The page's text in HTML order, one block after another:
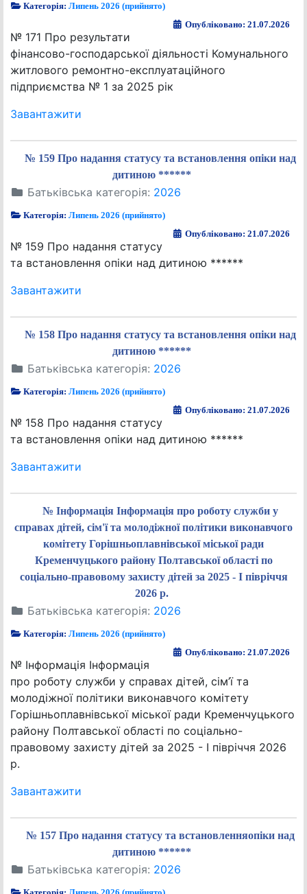
Категорія:Липень 2026 (прийнято)
Опубліковано: 21.07.2026
№ 171 Про результати
фінансово-господарської діяльності Комунального
житлового ремонтно-експлуатаційного
підприємства № 1 за 2025 рік
Завантажити
№ 159 Про надання статусу та встановлення опіки над
дитиною ******
Батьківська категорія: 2026
Категорія:Липень 2026 (прийнято)
Опубліковано: 21.07.2026
№ 159 Про надання статусу
та встановлення опіки над дитиною ******
Завантажити
№ 158 Про надання статусу та встановлення опіки над
дитиною ******
Батьківська категорія: 2026
Категорія:Липень 2026 (прийнято)
Опубліковано: 21.07.2026
№ 158 Про надання статусу
та встановлення опіки над дитиною ******
Завантажити
№ Інформація Інформація про роботу служби у
справах дітей, сім'ї та молодіжної політики виконавчого
комітету Горішньоплавнівської міської ради
Кременчуцького району Полтавської області по
соціально-правовому захисту дітей за 2025 - І півріччя
2026 р.
Батьківська категорія: 2026
Категорія:Липень 2026 (прийнято)
Опубліковано: 21.07.2026
№ Інформація Інформація
про роботу служби у справах дітей, сім’ї та
молодіжної політики виконавчого комітету
Горішньоплавнівської міської ради Кременчуцького
району Полтавської області по соціально-
правовому захисту дітей за 2025 - І півріччя 2026
р.
Завантажити
№ 157 Про надання статусу та встановленняопіки над
дитиною ******
Батьківська категорія: 2026